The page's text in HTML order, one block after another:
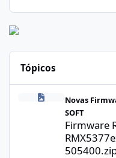
Tópicos
Firmware Realme C100i
Novas
SOFT
Firmware